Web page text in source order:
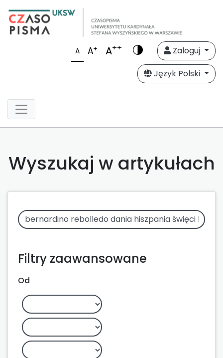
A A+ A++
Zaloguj
Język Polski
Wyszukaj w artykułach
Filtry zaawansowane
Od